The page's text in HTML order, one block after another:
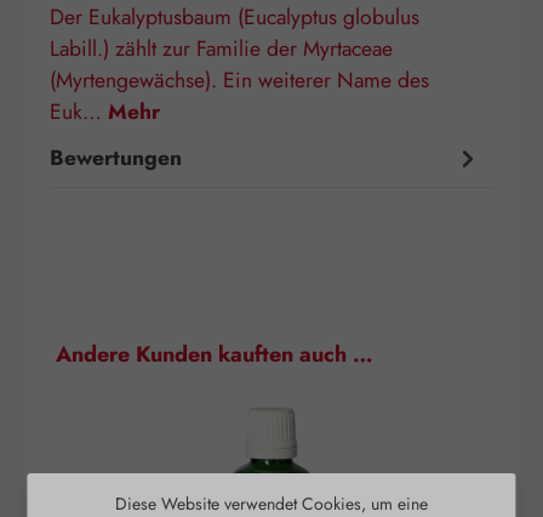
Der Eukalyptusbaum (Eucalyptus globulus
Labill.) zählt zur Familie der Myrtaceae
(Myrtengewächse). Ein weiterer Name des
Euk… Mehr
Bewertungen
Produktgalerie überspringen
Andere Kunden kauften auch …
Diese Website verwendet Cookies, um eine